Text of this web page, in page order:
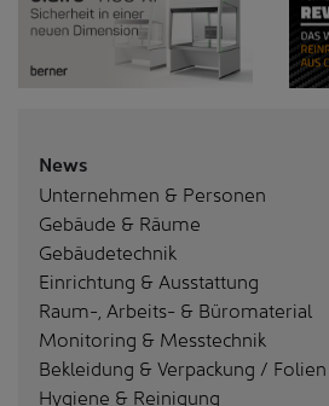
News
Unternehmen & Personen
Gebäude & Räume
Gebäudetechnik
Einrichtung & Ausstattung
Raum-, Arbeits- & Büromaterial
Monitoring & Messtechnik
Bekleidung & Verpackung / Folien
Hygiene & Reinigung